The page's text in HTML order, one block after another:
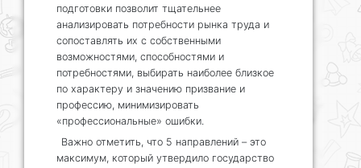
подготовки позволит тщательнее
анализировать потребности рынка труда и
сопоставлять их с собственными
возможностями, способностями и
потребностями, выбирать наиболее близкое
по характеру и значению призвание и
профессию, минимизировать
«профессиональные» ошибки.
Важно отметить, что 5 направлений – это
максимум, который утвердило государство